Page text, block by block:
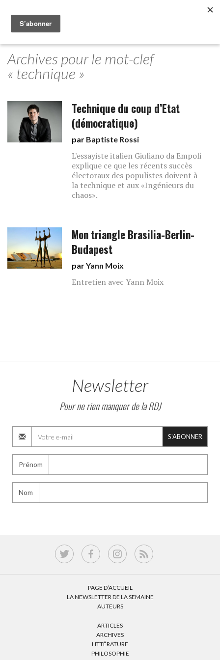
Archives pour le mot-clef
« technique »
Technique du coup d’Etat
(démocratique)
par Baptiste Rossi
L'essayiste italien Giuliano da Empoli
explique ce que les récents succès
électoraux des populistes doivent à
la technique et aux «Ingénieurs du
chaos».
Mon triangle Brasilia-Berlin-
Budapest
parYann Moix
Entretien avec Yann Moix
Newsletter
Pour ne rien manquer de la RDJ
S'ABONNER
Prénom
Nom
PAGE D’ACCUEIL
LA NEWSLETTER DE LA SEMAINE
AUTEURS
ARTICLES
ARCHIVES
LITTÉRATURE
PHILOSOPHIE